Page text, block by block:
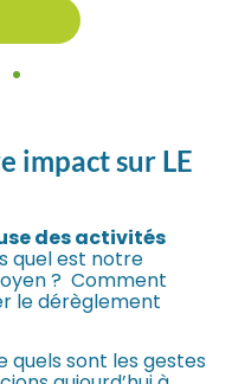
impact sur LE
des activités
quel est notre
? Comment
le dérèglement
quels sont les gestes